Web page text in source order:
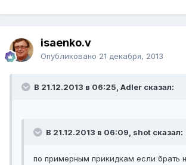
isaenko.v
Опубликовано 21 декабря, 2013
В 21.12.2013 в 06:25, Adler сказал:
В 21.12.2013 в 06:09, shot сказал:
по примерным прикидкам если брать